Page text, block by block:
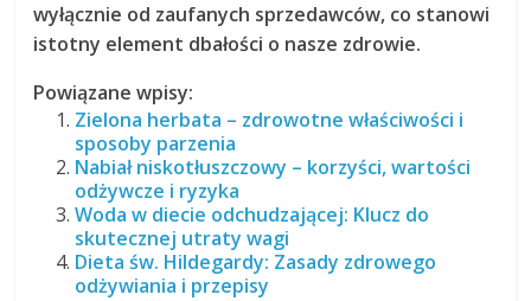
wyłącznie od zaufanych sprzedawców, co stanowi
istotny element dbałości o nasze zdrowie.
Powiązane wpisy:
Zielona herbata – zdrowotne właściwości i
sposoby parzenia
Nabiał niskotłuszczowy – korzyści, wartości
odżywcze i ryzyka
Woda w diecie odchudzającej: Klucz do
skutecznej utraty wagi
Dieta św. Hildegardy: Zasady zdrowego
odżywiania i przepisy